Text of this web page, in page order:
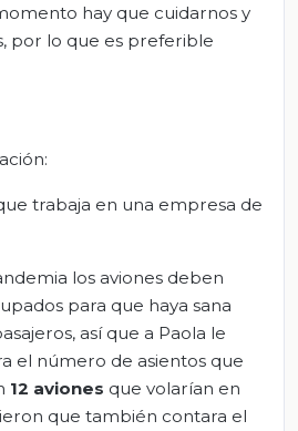
hay que cuidarnos y
por lo que es preferible
trabaja en una empresa de
los aviones deben
para que haya sana
así que a Paola le
el número de asientos que
12 aviones que volarían en
que también contara el